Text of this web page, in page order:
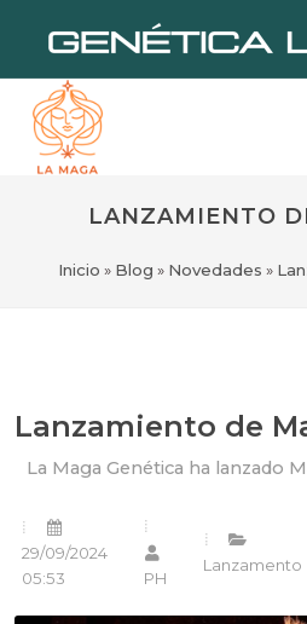
LANZAMIENTO
Inicio » Blog » Novedades »
Lanzamiento de
La Maga Genética ha lanzado
29/09/2024
05:53
PH
Lanzamento